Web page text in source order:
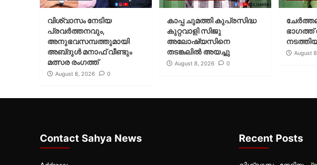
വിശ്വാസം നേടിയ
പ്രവർത്തനവും,
അനുഭവസമ്പത്തുമായി
അബ്‌ദുൾ മനാഫ് വീണ്ടും
മത്സര രംഗത്ത്
August 8, 2026 0
കാപ്പ ചുമത്തി കുപ്രസിദ്ധ
കുറ്റവാളി സിജു
അലോഷ്യസിനെ
തടങ്കലിൽ അയച്ചു
August 8, 2026 0
ഭാഗത്ത്
August
Contact Sahya News Recent Posts